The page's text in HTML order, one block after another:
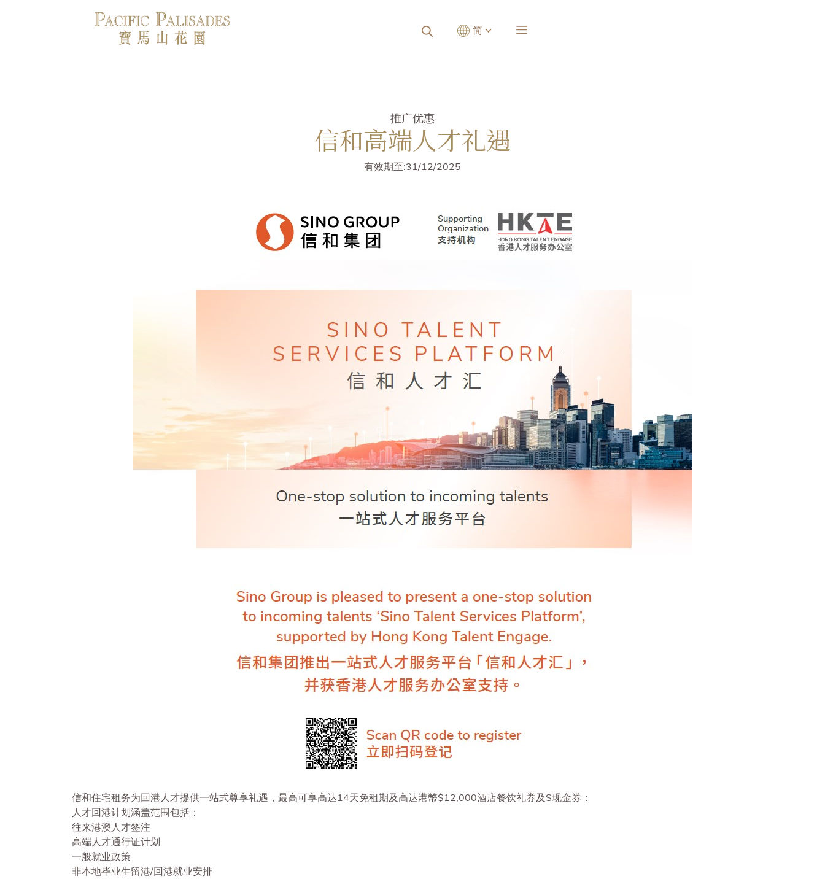
简
推广优惠
信和高端人才礼遇
有效期至:31/12/2025
信和住宅租务为回港人才提供一站式尊享礼遇，最高可享高达14天免租期及高达港幣$12,000酒店餐饮礼券及S现金券：
人才回港计划涵盖范围包括：
往来港澳人才签注
高端人才通行证计划
一般就业政策
非本地毕业生留港/回港就业安排